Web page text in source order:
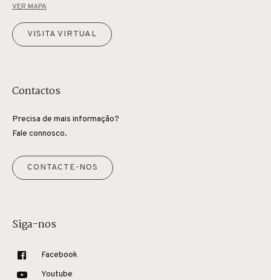
VER MAPA
VISITA VIRTUAL
Contactos
Precisa de mais informação?
Fale connosco.
CONTACTE-NOS
Siga-nos
Facebook
Youtube